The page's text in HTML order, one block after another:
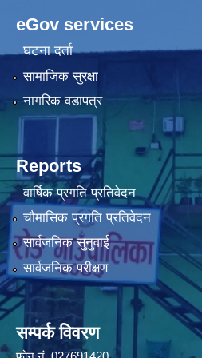
eGov services
घटना दर्ता
सामाजिक सुरक्षा
नागरिक वडापत्र
Reports
वार्षिक प्रगति प्रतिवेदन
चौमासिक प्रगति प्रतिवेदन
सार्वजनिक सुनुवाई
सार्वजनिक परीक्षण
सम्पर्क विवरण